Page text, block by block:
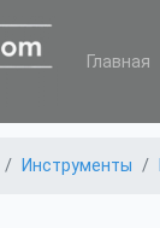
Главная
Инструменты